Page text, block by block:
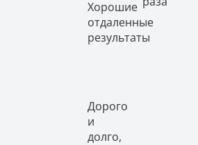
Хорошие
отдаленные
результаты
Дорого
и
долго,